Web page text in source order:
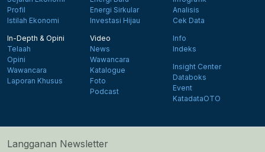
Profil
Istilah Ekonomi
Energi Sirkular
Investasi Hijau
Analisis
Cek Data
In-Depth & Opini
Telaah
Opini
Wawancara
Laporan Khusus
Video
News
Wawancara
Katalogue
Foto
Podcast
Info
Indeks
Insight Center
Databoks
Event
KatadataOTO
Langganan Newsletter